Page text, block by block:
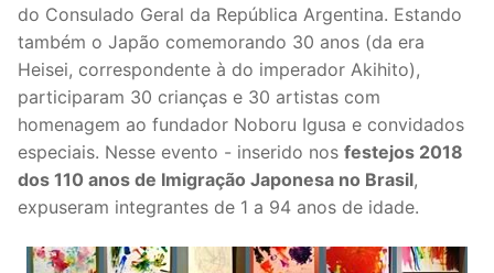
do Consulado Geral da República Argentina. Estando
também o Japão comemorando 30 anos (da era
Heisei, correspondente à do imperador Akihito),
participaram 30 crianças e 30 artistas com
homenagem ao fundador Noboru Igusa e convidados
especiais. Nesse evento - inserido nos festejos 2018
dos 110 anos de Imigração Japonesa no Brasil,
expuseram integrantes de 1 a 94 anos de idade.